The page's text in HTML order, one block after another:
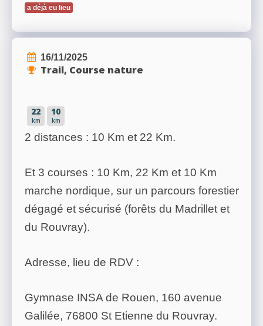
a déjà eu lieu
16/11/2025
Trail, Course nature
22
km
10
km
2 distances : 10 Km et 22 Km.
Et 3 courses : 10 Km, 22 Km et 10 Km
marche nordique, sur un parcours forestier
dégagé et sécurisé (forêts du Madrillet et
du Rouvray).
Adresse, lieu de RDV :
Gymnase INSA de Rouen, 160 avenue
Galilée, 76800 St Etienne du Rouvray.